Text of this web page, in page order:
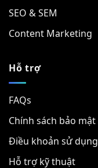
SEO & SEM
Content Marketing
Hỗ trợ
FAQs
Chính sách bảo mật
Điều khoản sử dụng
Hỗ trợ kỹ thuật